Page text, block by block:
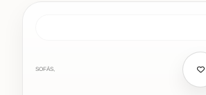
SOFÁS,